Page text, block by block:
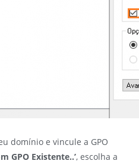
domínio e vincule a GPO
GPO Existente..’, escolha a